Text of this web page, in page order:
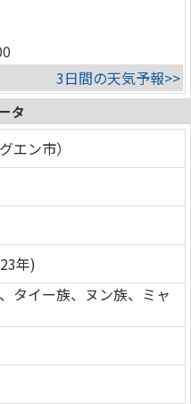
3日間の天気予報>>
タ
エン市）
年)
タイー族、ヌン族、ミャ